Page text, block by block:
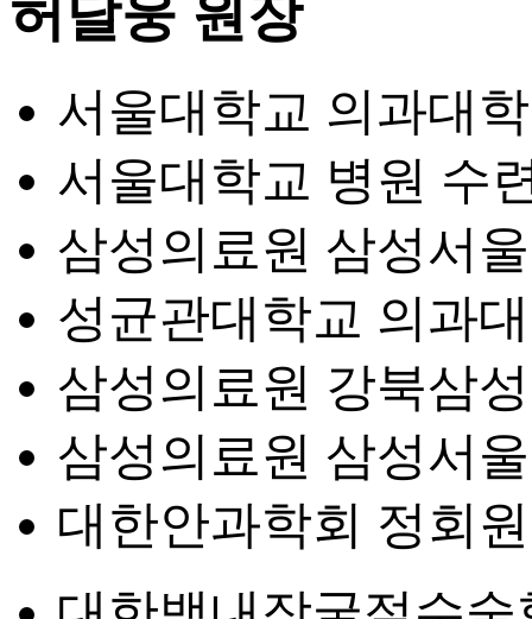
허달웅 원장
서울대학교 의과대
서울대학교 병원 수
삼성의료원 삼성서
성균관대학교 의과
삼성의료원 강북삼
삼성의료원 삼성서
대한안과학회 정회원